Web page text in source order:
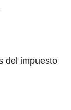
del impuesto